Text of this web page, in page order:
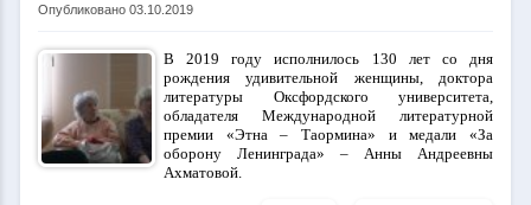
Опубликовано 03.10.2019
В 2019 году исполнилось 130 лет со дня
рождения удивительной женщины, доктора
литературы Оксфордского университета,
обладателя Международной литературной
премии «Этна – Таормина» и медали «За
оборону Ленинграда» – Анны Андреевны
Ахматовой.